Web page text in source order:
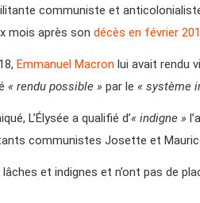
communiste et
mois après son décès en février
Emmanuel Macron lui avait rendu
« rendu possible » par le « système
L’Élysée a qualifié d’« indigne »
communistes Josette et
et indignes et n’ont pas de